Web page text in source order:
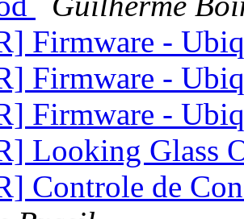
Firmware -
Firmware -
Firmware -
Looking Glass
Controle de